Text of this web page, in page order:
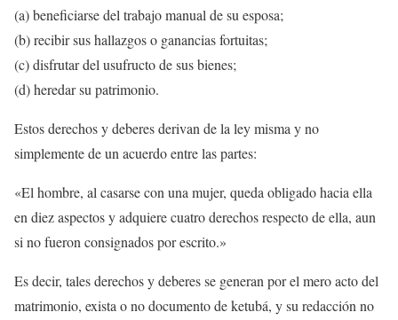
(a) beneficiarse del trabajo manual de su esposa;
(b) recibir sus hallazgos o ganancias fortuitas;
(c) disfrutar del usufructo de sus bienes;
(d) heredar su patrimonio.
Estos derechos y deberes derivan de la ley misma y no
simplemente de un acuerdo entre las partes:
«El hombre, al casarse con una mujer, queda obligado hacia ella
en diez aspectos y adquiere cuatro derechos respecto de ella, aun
si no fueron consignados por escrito.»
Es decir, tales derechos y deberes se generan por el mero acto del
matrimonio, exista o no documento de ketubá, y su redacción no